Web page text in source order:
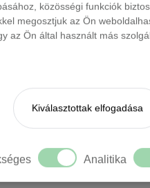
közösségi funkciók
megosztjuk az Ön
az Ön által használt más
Kiválasztottak elfogadása
Analitika